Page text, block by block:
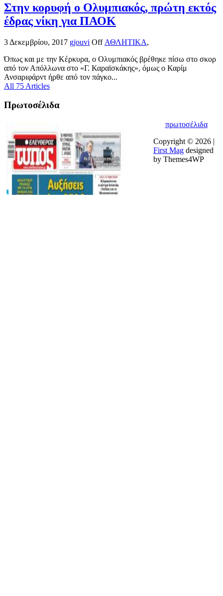
Στην κορυφή ο Ολυμπιακός, πρώτη εκτός
έδρας νίκη για ΠΑΟΚ
3 Δεκεμβρίου, 2017 gjouvi Off ΑΘΛΗΤΙΚΑ,
Όπως και με την Κέρκυρα, ο Ολυμπιακός βρέθηκε πίσω στο σκορ
από τον Απόλλωνα στο «Γ. Καραϊσκάκης», όμως ο Καρίμ
Ανσαριφάρντ ήρθε από τον πάγκο...
All 75 Articles
Πρωτοσέλιδα
πρωτοσέλιδα
Copyright © 2026 |
First Mag designed
by Themes4WP